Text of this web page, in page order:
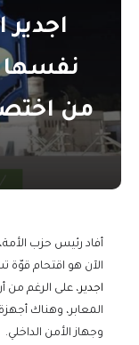
نفسها
من
أفاد رئيس حزب
الآن هو اقتحام قوّة
اجدير، على الرغم
المعابر، وهناك
وجهاز الأمن الداخلي.